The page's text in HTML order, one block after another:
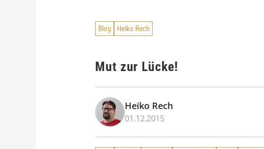
Blog Heiko Rech
Mut zur Lücke!
Heiko Rech
01.12.2015